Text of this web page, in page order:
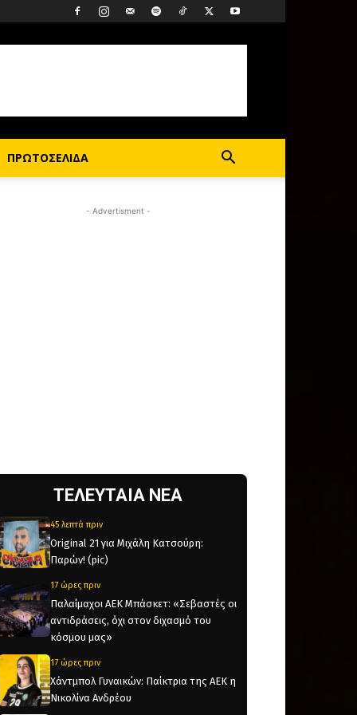
ΠΡΩΤΟΣΕΛΙΔΑ
- Advertisment -
ΤΕΛΕΥΤΑΙΑ ΝΕΑ
45 λεπτά πριν
Original 21 για Μιχάλη Κατσούρη:
Παρών! (pic)
17 ώρες πριν
Παλαίμαχοι ΑΕΚ Μπάσκετ: «Σεβαστές οι
αντιδράσεις, όχι στον διχασμό του
κόσμου μας»
17 ώρες πριν
Χάντμπολ Γυναικών: Παίκτρια της ΑΕΚ η
Νικολίνα Ανδρέου